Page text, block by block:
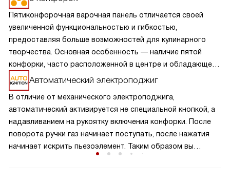
Пятиконфорочная варочная панель отличается своей
увеличенной функциональностью и гибкостью,
предоставляя больше возможностей для кулинарного
творчества. Основная особенность — наличие пятой
конфорки, часто расположенной в центре и обладающей
большей мощностью или специальной формой для
больших кастрюль и сковород. Это позволяет
одновременно готовить разнообразные блюда,
оптимизируя процесс приготовления. Такая панель
идеально подходит для больших семей или любителей
часто готовить, обеспечивая удобство и эффективность
на кухне.
Автоматический электроподжиг
В отличие от механического электроподжига,
автоматический активируется не специальной кнопкой, а
надавливанием на рукоятку включения конфорки. После
поворота ручки газ начинает поступать, после нажатия
начинает искрить пьезоэлемент. Таким образом вы